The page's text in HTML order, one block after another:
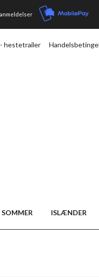
anmeldelser
hestetrailer
SOMMER ISLÆNDER